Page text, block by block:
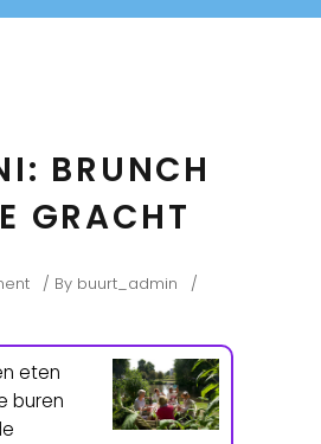
BRUNCH
GRACHT
By buurt_admin
eten
buren